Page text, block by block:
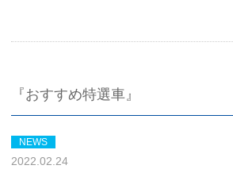
『おすすめ特選車』
NEWS
2022.02.24